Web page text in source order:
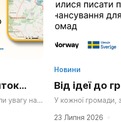
парк
увагу на
громад
Новини
Від ідеї до
як
вчилися
У кожної
сильна ідея — що
23 Липня 2026